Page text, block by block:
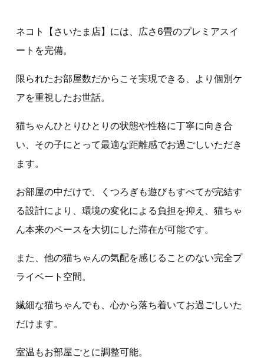
ネコト【さいたま店】には、広さ6畳のプレミアスイ
ートを完備。
限られたお部屋数だからこそ実現できる、より個別ケ
アを重視したお世話。
猫ちゃんひとりひとりの状態や性格に丁寧に向き合
い、その子にとって最適な距離感でお過ごしいただき
ます。
お部屋の中だけで、くつろぎも遊びもすべてが完結す
る設計により、環境の変化による負担を抑え、猫ちゃ
ん本来のペースを大切にした滞在が可能です。
また、他の猫ちゃんの気配を感じることのない完全プ
ライベート空間。
繊細な猫ちゃんでも、心から落ち着いてお過ごしいた
だけます。
室温もお部屋ごとに調整可能。